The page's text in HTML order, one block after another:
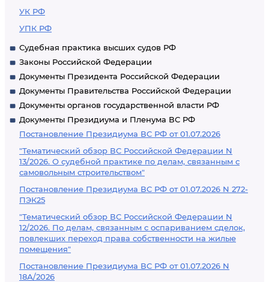
УК РФ
УПК РФ
Судебная практика высших судов РФ
Законы Российской Федерации
Документы Президента Российской Федерации
Документы Правительства Российской Федерации
Документы органов государственной власти РФ
Документы Президиума и Пленума ВС РФ
Постановление Президиума ВС РФ от 01.07.2026
"Тематический обзор ВС Российской Федерации N
13/2026. О судебной практике по делам, связанным с
самовольным строительством"
Постановление Президиума ВС РФ от 01.07.2026 N 272-
ПЭК25
"Тематический обзор ВС Российской Федерации N
12/2026. По делам, связанным с оспариванием сделок,
повлекших переход права собственности на жилые
помещения"
Постановление Президиума ВС РФ от 01.07.2026 N
18А/2026